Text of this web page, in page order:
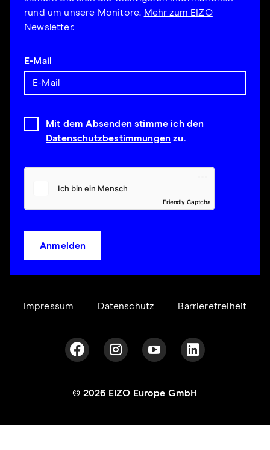
rund um unsere Monitore. Mehr zum EIZO
Newsletter.
E-Mail
Mit dem Absenden stimme ich den
Datenschutzbestimmungen zu.
Friendly Captcha
Anmelden
Impressum Datenschutz Barrierefreiheit
© 2026 EIZO Europe GmbH